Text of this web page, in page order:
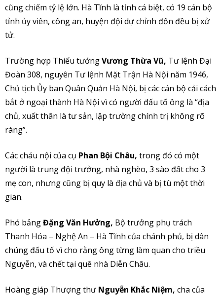
cũng chiếm tỷ lệ lớn. Hà Tĩnh là tỉnh cá biệt, có 19 cán bộ
tỉnh ủy viên, công an, huyện đội dự chỉnh đốn đều bị xử
tử.
Trường hợp Thiếu tướngVương Thừa Vũ, Tư lệnh Đại
Đoàn 308, nguyên Tư lệnh Mặt Trận Hà Nội năm 1946,
Chủ tịch Ủy ban Quân Quản Hà Nội, bị các cán bộ cải cách
bắt ở ngoại thành Hà Nội vì có người đấu tố ông là “địa
chủ, xuất thân là tư sản, lập trường chính trị không rõ
ràng”.
Các cháu nội của cụ Phan Bội Châu, trong đó có một
người là trung đội trưởng, nhà nghèo, 3 sào đất cho 3
mẹ con, nhưng cũng bị quy là địa chủ và bị tù một thời
gian.
Phó bảngĐặng Văn Hưởng, Bộ trưởng phụ trách
Thanh Hóa – Nghệ An – Hà Tĩnh của chánh phủ, bị dân
chúng đấu tố vì cho rằng ông từng làm quan cho triều
Nguyễn, và chết tại quê nhà Diễn Châu.
Hoàng giáp Thượng thư Nguyễn Khắc Niệm, cha của